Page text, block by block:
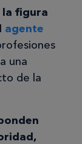
figura
agente
una
de la